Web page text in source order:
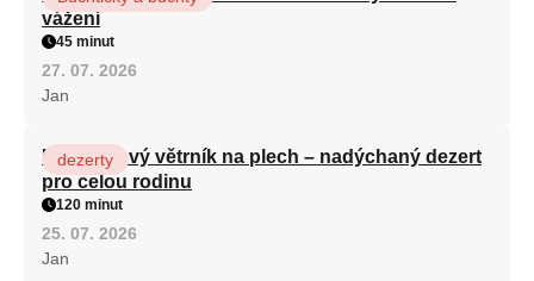
vážení
45 minut
27. 07. 2026
Jan
Karamelový větrník na plech – nadýchaný dezert
pro celou rodinu
dezerty
120 minut
25. 07. 2026
Jan